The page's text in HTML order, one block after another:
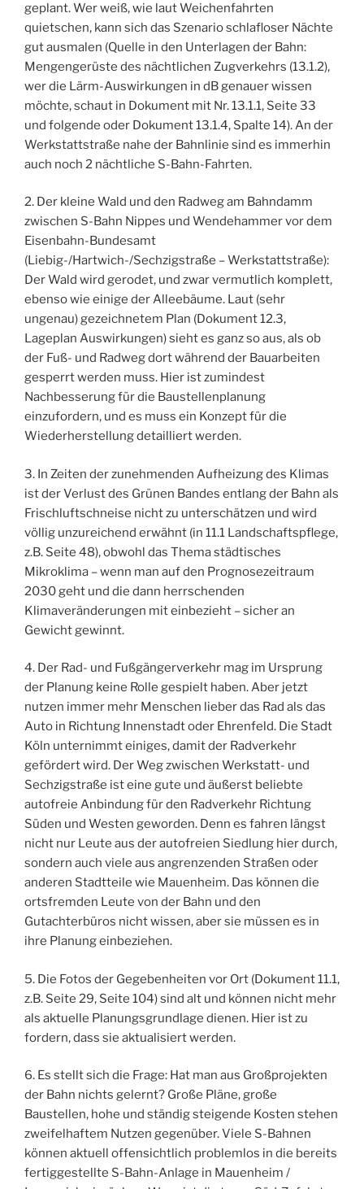
geplant. Wer weiß, wie laut Weichenfahrten
quietschen, kann sich das Szenario schlafloser Nächte
gut ausmalen (Quelle in den Unterlagen der Bahn:
Mengengerüste des nächtlichen Zugverkehrs (13.1.2),
wer die Lärm-Auswirkungen in dB genauer wissen
möchte, schaut in Dokument mit Nr. 13.1.1, Seite 33
und folgende oder Dokument 13.1.4, Spalte 14). An der
Werkstattstraße nahe der Bahnlinie sind es immerhin
auch noch 2 nächtliche S-Bahn-Fahrten.
2. Der kleine Wald und den Radweg am Bahndamm
zwischen S-Bahn Nippes und Wendehammer vor dem
Eisenbahn-Bundesamt
(Liebig-/Hartwich-/Sechzigstraße – Werkstattstraße):
Der Wald wird gerodet, und zwar vermutlich komplett,
ebenso wie einige der Alleebäume. Laut (sehr
ungenau) gezeichnetem Plan (Dokument 12.3,
Lageplan Auswirkungen) sieht es ganz so aus, als ob
der Fuß- und Radweg dort während der Bauarbeiten
gesperrt werden muss. Hier ist zumindest
Nachbesserung für die Baustellenplanung
einzufordern, und es muss ein Konzept für die
Wiederherstellung detailliert werden.
3. In Zeiten der zunehmenden Aufheizung des Klimas
ist der Verlust des Grünen Bandes entlang der Bahn als
Frischluftschneise nicht zu unterschätzen und wird
völlig unzureichend erwähnt (in 11.1 Landschaftspflege,
z.B. Seite 48), obwohl das Thema städtisches
Mikroklima – wenn man auf den Prognosezeitraum
2030 geht und die dann herrschenden
Klimaveränderungen mit einbezieht – sicher an
Gewicht gewinnt.
4. Der Rad- und Fußgängerverkehr mag im Ursprung
der Planung keine Rolle gespielt haben. Aber jetzt
nutzen immer mehr Menschen lieber das Rad als das
Auto in Richtung Innenstadt oder Ehrenfeld. Die Stadt
Köln unternimmt einiges, damit der Radverkehr
gefördert wird. Der Weg zwischen Werkstatt- und
Sechzigstraße ist eine gute und äußerst beliebte
autofreie Anbindung für den Radverkehr Richtung
Süden und Westen geworden. Denn es fahren längst
nicht nur Leute aus der autofreien Siedlung hier durch,
sondern auch viele aus angrenzenden Straßen oder
anderen Stadtteile wie Mauenheim. Das können die
ortsfremden Leute von der Bahn und den
Gutachterbüros nicht wissen, aber sie müssen es in
ihre Planung einbeziehen.
5. Die Fotos der Gegebenheiten vor Ort (Dokument 11.1,
z.B. Seite 29, Seite 104) sind alt und können nicht mehr
als aktuelle Planungsgrundlage dienen. Hier ist zu
fordern, dass sie aktualisiert werden.
6. Es stellt sich die Frage: Hat man aus Großprojekten
der Bahn nichts gelernt? Große Pläne, große
Baustellen, hohe und ständig steigende Kosten stehen
zweifelhaftem Nutzen gegenüber. Viele S-Bahnen
können aktuell offensichtlich problemlos in die bereits
fertiggestellte S-Bahn-Anlage in Mauenheim /